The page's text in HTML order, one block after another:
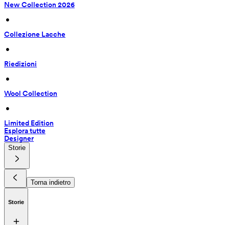
New Collection 2026
•
Collezione Lacche
•
Riedizioni
•
Wool Collection
•
Limited Edition
Esplora tutte
Designer
Storie
Torna indietro
Storie